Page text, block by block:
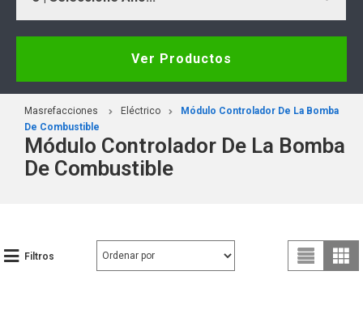
Ver Productos
Masrefacciones Eléctrico
Módulo Controlador De La Bomba
De Combustible
Módulo Controlador De La Bomba
De Combustible
Filtros